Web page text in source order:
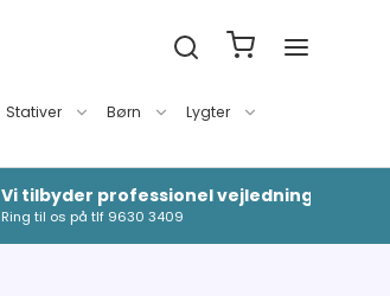
Stativer Børn
Lygter
Vi tilbyder professionel vejledning
Ring til os på tlf 9630 3409